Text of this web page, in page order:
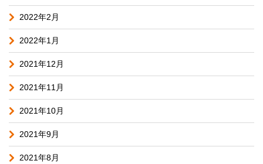
2022年2月
2022年1月
2021年12月
2021年11月
2021年10月
2021年9月
2021年8月